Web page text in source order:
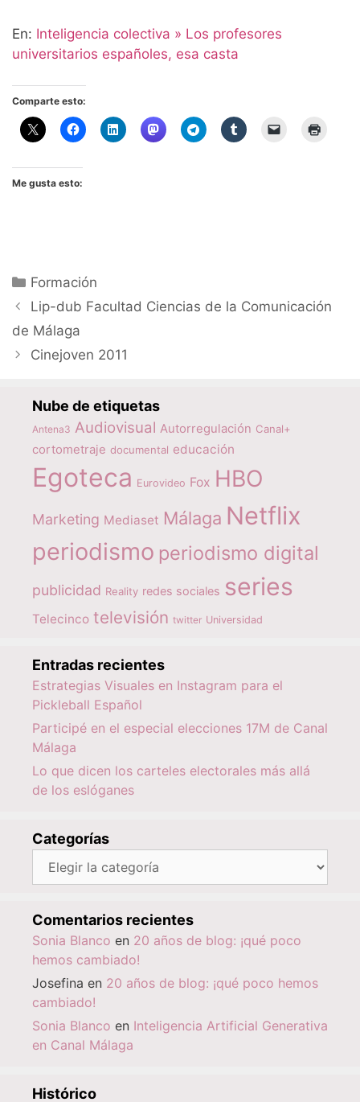
En: Inteligencia colectiva » Los profesores
universitarios españoles, esa casta
Comparte esto:
Me gusta esto:
Categorías
Formación
Lip-dub Facultad Ciencias de la Comunicación
de Málaga
Cinejoven 2011
Nube de etiquetas
Antena3 Audiovisual Autorregulación Canal+
cortometraje documental educación
Egoteca Eurovideo Fox HBO
Marketing Mediaset Málaga Netflix
periodismo periodismo digital
publicidad Reality redes sociales series
Telecinco televisión twitter Universidad
Entradas recientes
Estrategias Visuales en Instagram para el
Pickleball Español
Participé en el especial elecciones 17M de Canal
Málaga
Lo que dicen los carteles electorales más allá
de los eslóganes
Categorías
Comentarios recientes
Sonia Blanco en 20 años de blog: ¡qué poco
hemos cambiado!
Josefina en 20 años de blog: ¡qué poco hemos
cambiado!
Sonia Blanco en Inteligencia Artificial Generativa
en Canal Málaga
Histórico